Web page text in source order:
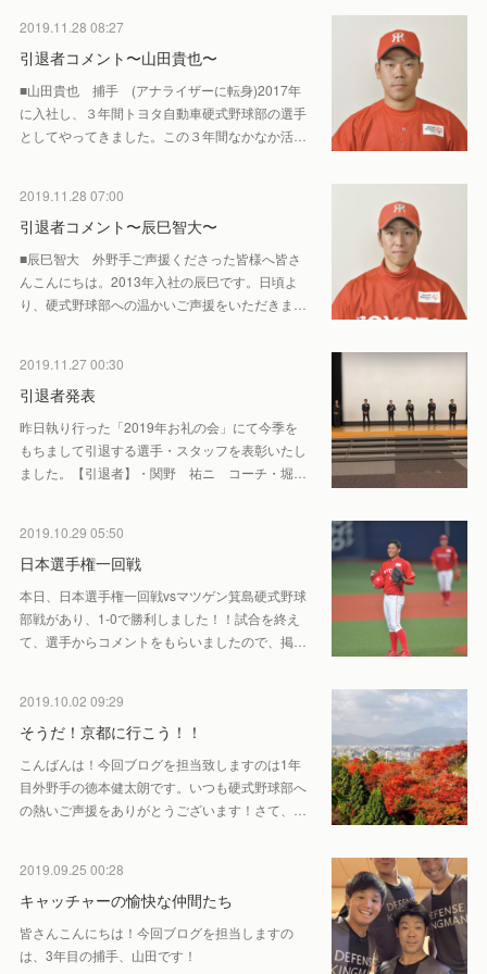
2019.11.28 08:27
引退者コメント〜山田貴也〜
■山田貴也 捕手 (アナライザーに転身)2017年
に入社し、３年間トヨタ自動車硬式野球部の選手
としてやってきました。この３年間なかなか活…
2019.11.28 07:00
引退者コメント〜辰巳智大〜
■辰巳智大 外野手ご声援くださった皆様へ皆さ
んこんにちは。2013年入社の辰巳です。日頃よ
り、硬式野球部への温かいご声援をいただきま…
2019.11.27 00:30
引退者発表
昨日執り行った「2019年お礼の会」にて今季を
もちまして引退する選手・スタッフを表彰いたし
ました。【引退者】・関野 祐ニ コーチ・堀…
2019.10.29 05:50
日本選手権一回戦
本日、日本選手権一回戦vsマツゲン箕島硬式野球
部戦があり、1-0で勝利しました！！試合を終え
て、選手からコメントをもらいましたので、掲…
2019.10.02 09:29
そうだ！京都に行こう！！
こんばんは！今回ブログを担当致しますのは1年
目外野手の徳本健太朗です。いつも硬式野球部へ
の熱いご声援をありがとうございます！さて、…
2019.09.25 00:28
キャッチャーの愉快な仲間たち
皆さんこんにちは！今回ブログを担当しますの
は、3年目の捕手、山田です！